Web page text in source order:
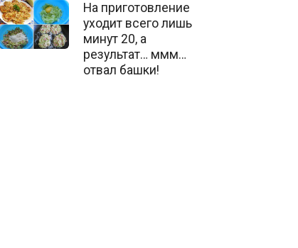
На приготовление
уходит всего лишь
минут 20, а
результат… ммм…
отвал башки!